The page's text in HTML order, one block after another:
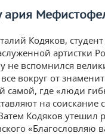
ария
Кодяков,
артистки
не вспомнился
вокруг от
самой, где «люди
на
Кодяков утешил
«Благословляю